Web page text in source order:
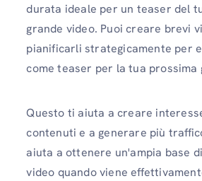
durata ideale per un teaser del
grande video. Puoi creare brevi
pianificarli strategicamente per
come teaser per la tua prossima
Questo ti aiuta a creare
contenuti e a generare più
aiuta a ottenere un'ampia base
video quando viene